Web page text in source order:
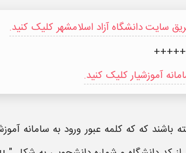
سایت دانشگاه آزاد اسلامشهر کلیک کنید.
آموزشیار کلیک کنید.
باشند که که کلمه عبور ورود به سامانه